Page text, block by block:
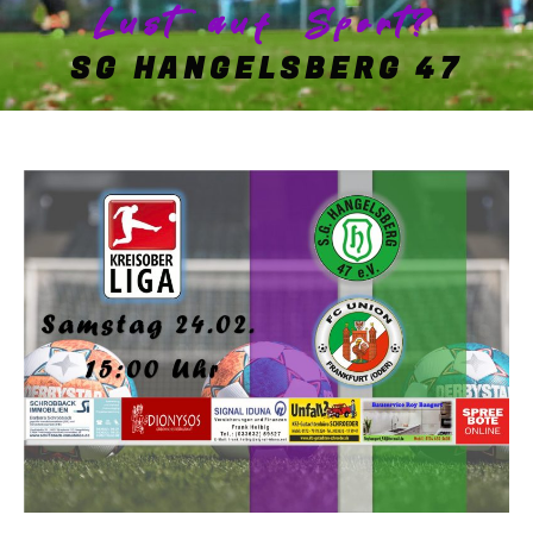
Lust auf Sport?
SG HANGELSBERG 47